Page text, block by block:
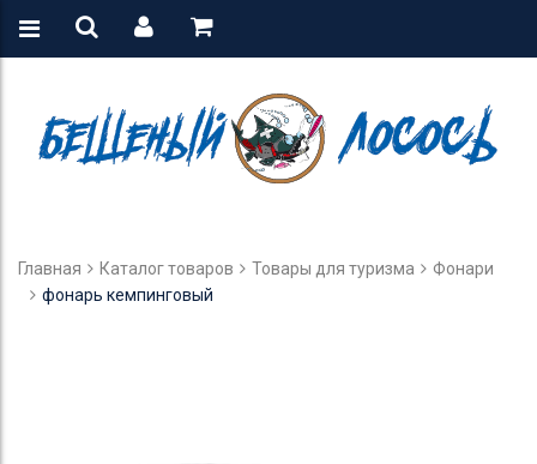
Главная Каталог товаров Товары для туризма
Фонари
фонарь кемпинговый